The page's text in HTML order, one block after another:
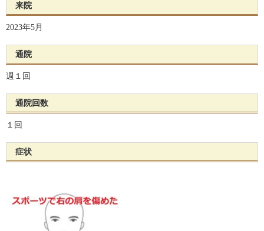
来院
2023年5月
通院
週１回
通院回数
１回
症状